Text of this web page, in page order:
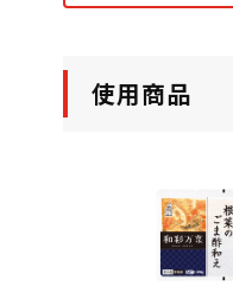
使用商品